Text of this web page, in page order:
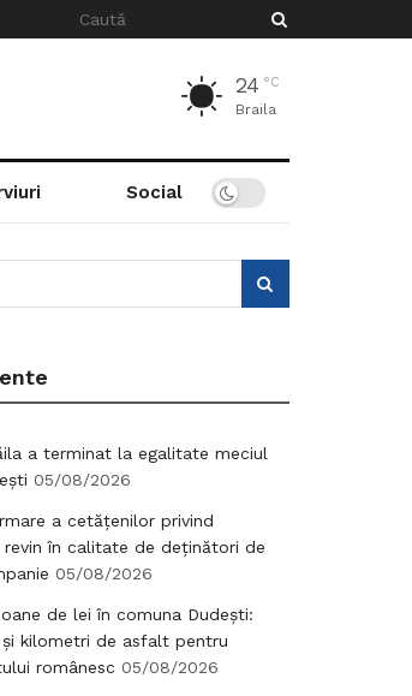
24 °C
Braila
Social
a terminat la egalitate meciul
05/08/2026
a cetățenilor privind
în calitate de deținători de
05/08/2026
de lei în comuna Dudești:
kilometri de asfalt pentru
românesc 05/08/2026